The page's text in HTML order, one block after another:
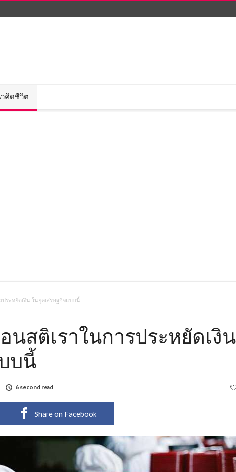
คิดชีวิต
ระหยัดเงิน ในยุคเศรษฐกิจแบบนี้
นสติเราในการประหยัดเงิน
บนี้
6 second read
Share on Facebook